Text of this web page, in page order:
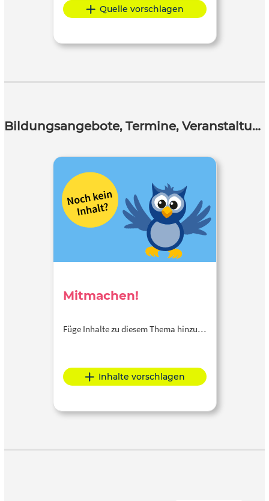
Quelle vorschlagen
Bildungsangebote, Termine, Veranstaltungen
Mitmachen!
Füge Inhalte zu diesem Thema hinzu…
Inhalte vorschlagen